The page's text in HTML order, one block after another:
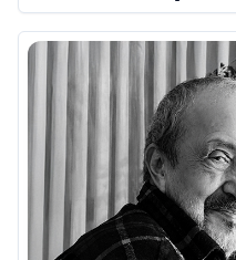
Bir Araya Geldi